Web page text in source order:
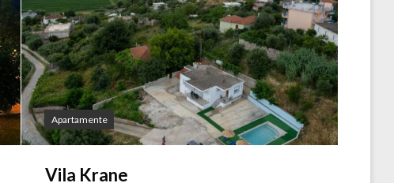
Apartamente
Vila Krane